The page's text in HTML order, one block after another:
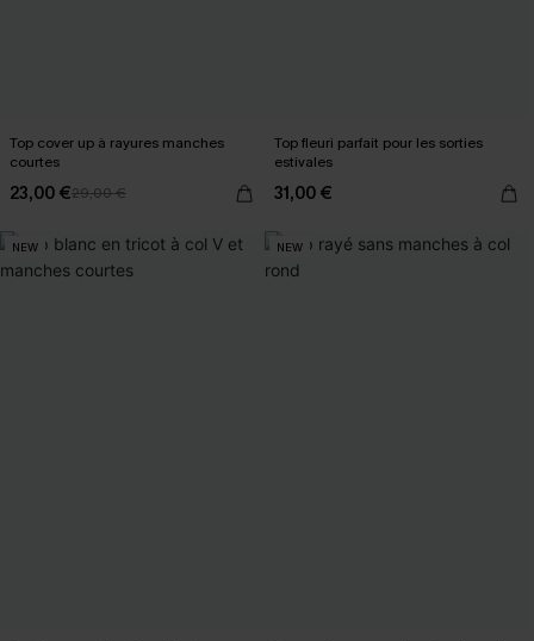
Top cover up à rayures manches
courtes
23,00 €29,00 €
Top fleuri parfait pour les sorties
estivales
31,00 €
NEW NEW